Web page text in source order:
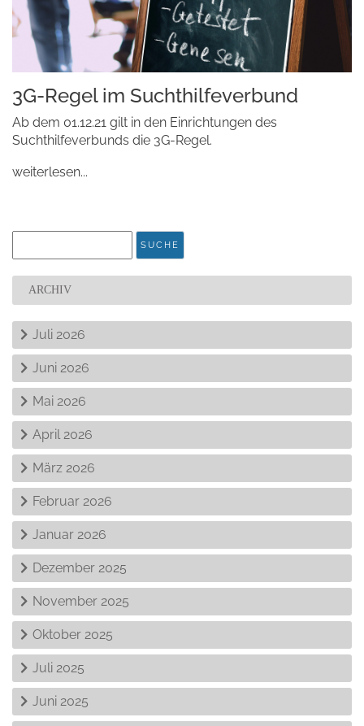
3G-Regel im Suchthilfeverbund
Ab dem 01.12.21 gilt in den Einrichtungen des
Suchthilfeverbunds die 3G-Regel.
weiterlesen...
ARCHIV
Juli 2026
Juni 2026
Mai 2026
April 2026
März 2026
Februar 2026
Januar 2026
Dezember 2025
November 2025
Oktober 2025
Juli 2025
Juni 2025